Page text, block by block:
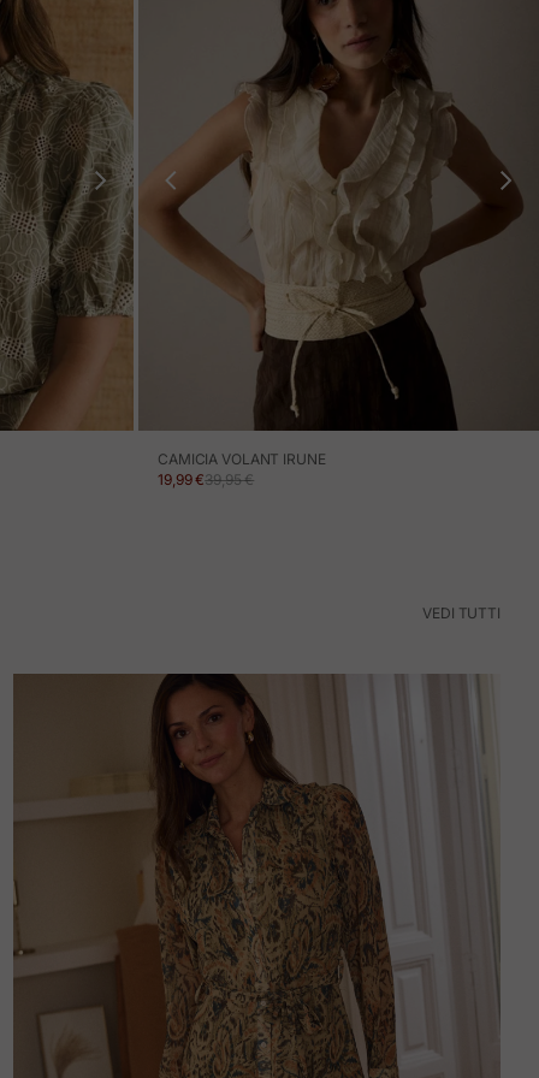
CAMICIA VOLANT IRUNE
PREZZO IN OFFERTA
19,99 €PREZZO NORMALE
39,95 €
VEDI TUTTI